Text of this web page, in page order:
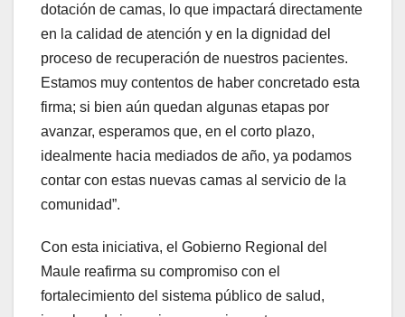
dotación de camas, lo que impactará directamente
en la calidad de atención y en la dignidad del
proceso de recuperación de nuestros pacientes.
Estamos muy contentos de haber concretado esta
firma; si bien aún quedan algunas etapas por
avanzar, esperamos que, en el corto plazo,
idealmente hacia mediados de año, ya podamos
contar con estas nuevas camas al servicio de la
comunidad”.
Con esta iniciativa, el Gobierno Regional del
Maule reafirma su compromiso con el
fortalecimiento del sistema público de salud,